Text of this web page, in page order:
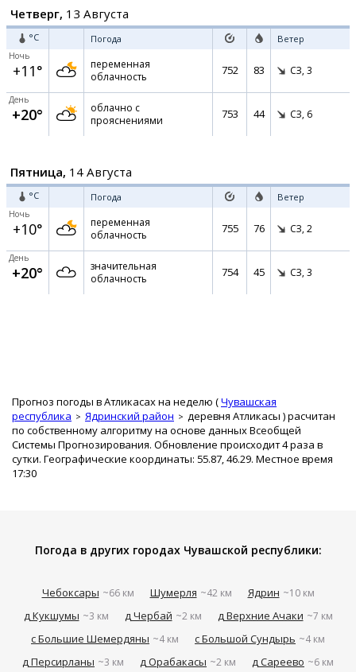
Четверг, 13 Августа
°C Погода Ветер
Ночь
+11°
переменная
облачность
752 83 СЗ, 3
День
+20°
облачно с
прояснениями
753 44 СЗ, 6
Пятница, 14 Августа
°C Погода Ветер
Ночь
+10°
переменная
облачность
755 76 СЗ, 2
День
+20°
значительная
облачность
754 45 СЗ, 3
Прогноз погоды в Атликасах на неделю (Чувашская
республика
Ядринский район деревня Атликасы ) расчитан
по собственному алгоритму на основе данных Всеобщей
Системы Прогнозирования. Обновление происходит 4 раза в
сутки. Географические координаты: 55.87, 46.29. Местное время
17:30
Погода в других городах Чувашской республики:
Чебоксары ~66 км Шумерля ~42 км Ядрин ~10 км
д Кукшумы ~3 км д Чербай ~2 км д Верхние Ачаки ~7 км
с Большие Шемердяны ~4 км с Большой Сундырь ~4 км
д Персирланы ~3 км д Орабакасы ~2 км д Сареево ~6 км